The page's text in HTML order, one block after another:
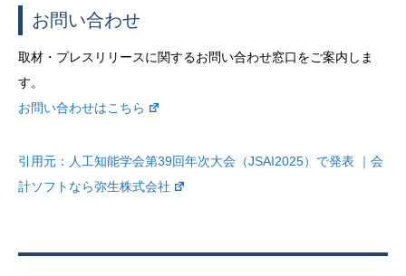
お問い合わせ
取材・プレスリリースに関するお問い合わせ窓口をご案内しま
す。
お問い合わせはこちら
引用元： 人工知能学会第39回年次大会（JSAI2025）で発表 ｜会
計ソフトなら弥生株式会社